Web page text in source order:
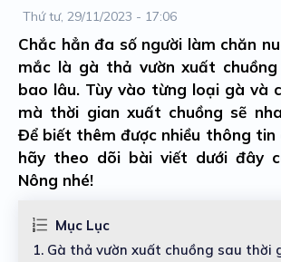
Thứ tư, 29/11/2023 - 17:06
Chắc hẳn đa số người làm chăn
mắc là gà thả vườn xuất
bao lâu. Tùy vào từng loại gà và
mà thời gian xuất chuồng sẽ
Để biết thêm được nhiều thông
hãy theo dõi bài viết dưới đây
Nông nhé!
Mục Lục
1. Gà thả vườn xuất chuồng sau thời